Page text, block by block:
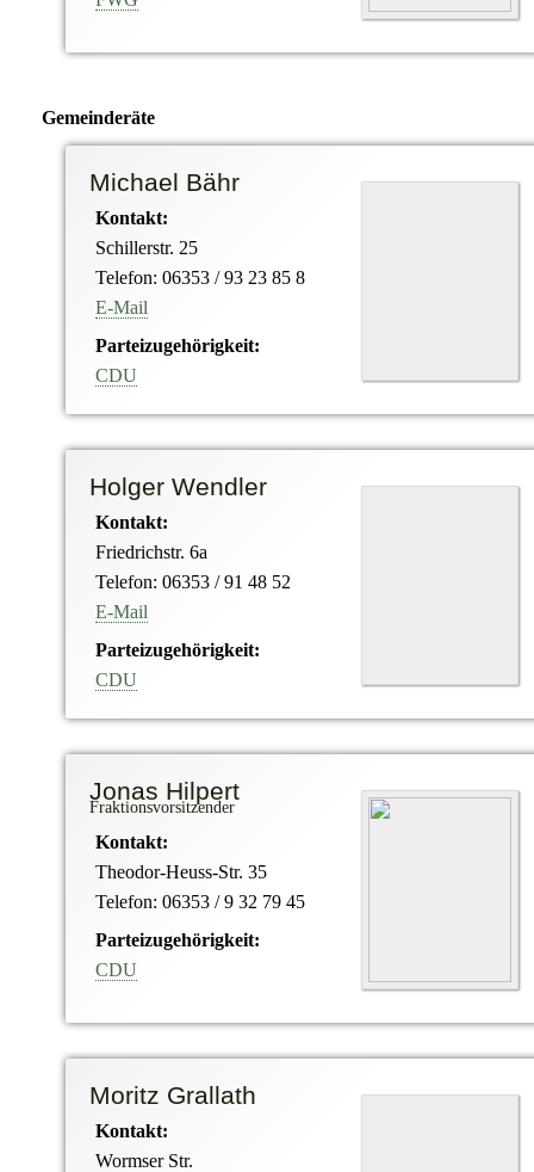
Gemeinderäte
Michael Bähr
Kontakt:
Schillerstr. 25
Telefon: 06353 / 93 23 85 8
E-Mail
Parteizugehörigkeit:
CDU
Holger Wendler
Kontakt:
Friedrichstr. 6a
Telefon: 06353 / 91 48 52
E-Mail
Parteizugehörigkeit:
CDU
Jonas Hilpert
Fraktionsvorsitzender
Kontakt:
Theodor-Heuss-Str. 35
Telefon: 06353 / 9 32 79 45
Parteizugehörigkeit:
CDU
Moritz Grallath
Kontakt:
Wormser Str.